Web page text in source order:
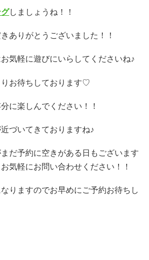
しましょうね！！
ありがとうございました！！
気軽に遊びにいらしてくださいね♪
りお待ちしております♡
に楽しんでください！！
づいてきておりますね♪
だ予約に空きがある日もございます
気軽にお問い合わせください！！
りますのでお早めにご予約お待ちし